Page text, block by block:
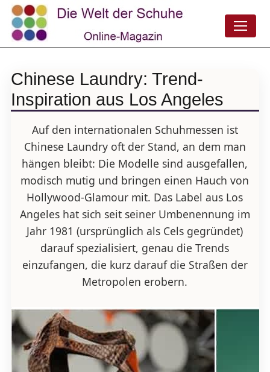
Chinese Laundry: Trend-
Inspiration aus Los Angeles
Auf den internationalen Schuhmessen ist
Chinese Laundry oft der Stand, an dem man
hängen bleibt: Die Modelle sind ausgefallen,
modisch mutig und bringen einen Hauch von
Hollywood-Glamour mit. Das Label aus Los
Angeles hat sich seit seiner Umbenennung im
Jahr 1981 (ursprünglich als Cels gegründet)
darauf spezialisiert, genau die Trends
einzufangen, die kurz darauf die Straßen der
Metropolen erobern.